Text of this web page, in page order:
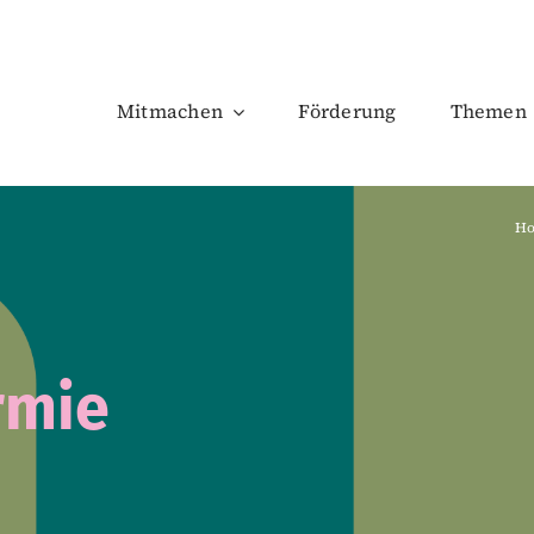
Mitmachen Förderung Themen